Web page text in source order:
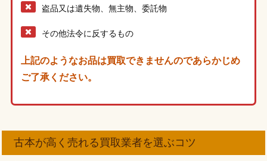
盗品又は遺失物、無主物、委託物
その他法令に反するもの
上記のようなお品は買取できませんのであらかじめ
ご了承ください。
古本が高く売れる買取業者を選ぶコツ